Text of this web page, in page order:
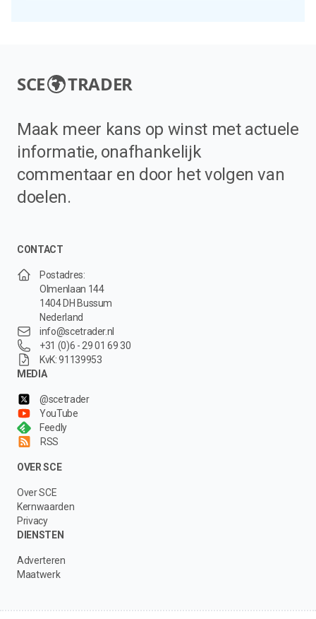
SCE TRADER
Maak meer kans op winst met actuele
informatie, onafhankelijk
commentaar en door het volgen van
doelen.
CONTACT
Postadres:
Olmenlaan 144
1404 DH Bussum
Nederland
info@scetrader.nl
+31 (0)6 - 29 01 69 30
KvK: 91139953
MEDIA
@scetrader
YouTube
Feedly
RSS
OVER SCE
Over SCE
Kernwaarden
Privacy
DIENSTEN
Adverteren
Maatwerk